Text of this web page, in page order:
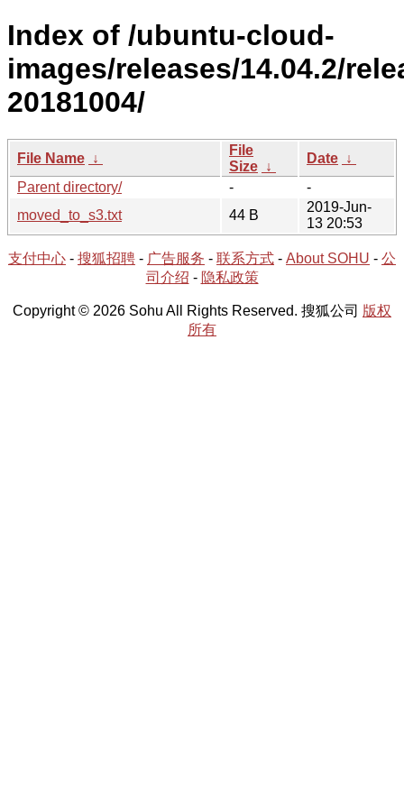
Index of /ubuntu-cloud-
images/releases/14.04.2/
20181004/
File Name ↓
File
Size ↓
Date ↓
Parent directory/
-
-
moved_to_s3.txt
44 B
2019-Jun-
13 20:53
支付中心 - 搜狐招聘 - 广告服务 - 联系方式 - About SOHU - 公
司介绍 - 隐私政策
Copyright © 2026 Sohu All Rights Reserved. 搜狐公司 版权
所有